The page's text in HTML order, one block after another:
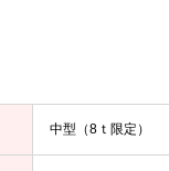
中型（8ｔ限定）